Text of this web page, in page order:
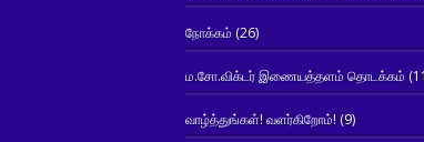
நோக்கம் (26)
ம.சோ.விக்டர் இணையத்தளம் தொடக்கம்
வாழ்த்துங்கள்! வளர்கிறோம்! (9)